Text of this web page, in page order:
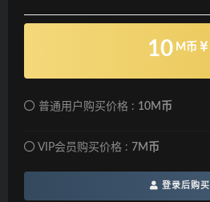
10 M币
普通用户购买价格 : 10M币
VIP会员购买价格 : 7M币
登录后购买